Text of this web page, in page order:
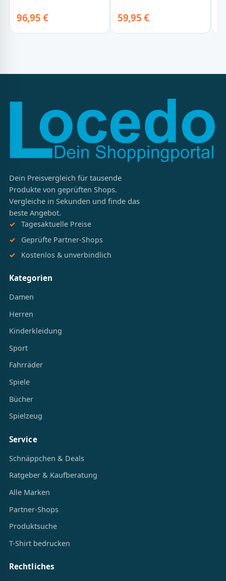
96,95 € 59,95 €
Dein Preisvergleich für tausende
Produkte von geprüften Shops.
Vergleiche in Sekunden und finde das
beste Angebot.
Tagesaktuelle Preise
Geprüfte Partner-Shops
Kostenlos & unverbindlich
Kategorien
Damen
Herren
Kinderkleidung
Sport
Fahrräder
Spiele
Bücher
Spielzeug
Service
Schnäppchen & Deals
Ratgeber & Kaufberatung
Alle Marken
Partner-Shops
Produktsuche
T-Shirt bedrucken
Rechtliches